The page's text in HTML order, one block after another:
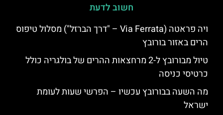
חשוב לדעת
ויה פראטה (Via Ferrata – "דרך הברזל") מסלול טיפוס
הרים באזור בורובץ
טיול מבורובץ ל-2 מרחצאות ההרים של בולגריה כולל
כרטיסי כניסה
מה השעה בבורובץ עכשיו – הפרשי שעות לעומת
ישראל